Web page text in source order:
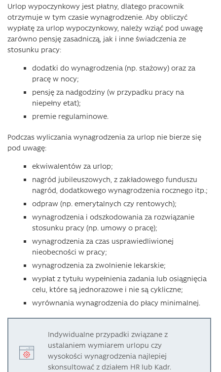
Urlop wypoczynkowy jest płatny, dlatego pracownik
otrzymuje w tym czasie wynagrodzenie. Aby obliczyć
wypłatę za urlop wypoczynkowy, należy wziąć pod uwagę
zarówno pensję zasadniczą, jak i inne świadczenia ze
stosunku pracy:
dodatki do wynagrodzenia (np. stażowy) oraz za
pracę w nocy;
pensję za nadgodziny (w przypadku pracy na
niepełny etat);
premie regulaminowe.
Podczas wyliczania wynagrodzenia za urlop nie bierze się
pod uwagę:
ekwiwalentów za urlop;
nagród jubileuszowych, z zakładowego funduszu
nagród, dodatkowego wynagrodzenia rocznego itp.;
odpraw (np. emerytalnych czy rentowych);
wynagrodzenia i odszkodowania za rozwiązanie
stosunku pracy (np. umowy o pracę);
wynagrodzenia za czas usprawiedliwionej
nieobecności w pracy;
wynagrodzenia za zwolnienie lekarskie;
wypłat z tytułu wypełnienia zadania lub osiągnięcia
celu, które są jednorazowe i nie są cykliczne;
wyrównania wynagrodzenia do płacy minimalnej.
Indywidualne przypadki związane z
ustalaniem wymiarem urlopu czy
wysokości wynagrodzenia najlepiej
skonsultować z działem HR lub Kadr.